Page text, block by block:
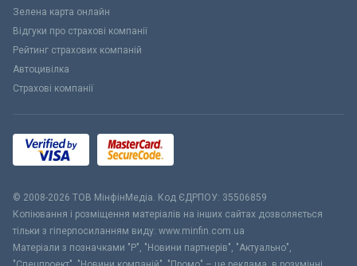
Зелена карта онлайн
Відгуки про страхові компанії
Рейтинг страхових компаній
Автоцивілка
Страхові компанії
© 2008-2026 ТОВ МiнфiнМедiа. Код ЄДРПОУ: 35506859
Копіювання і розміщення матеріалів на інших сайтах дозволяється
тільки з гіперпосиланням виду: www.minfin.com.ua
Матеріали з позначками "Р", "Новини партнерів", "Актуально",